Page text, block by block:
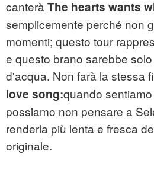
canterà The hearts wants
semplicemente perché non
momenti; questo tour
e questo brano sarebbe
d'acqua. Non farà la stessa
love song:quando
possiamo non pensare a
renderla più lenta e fresca
originale.